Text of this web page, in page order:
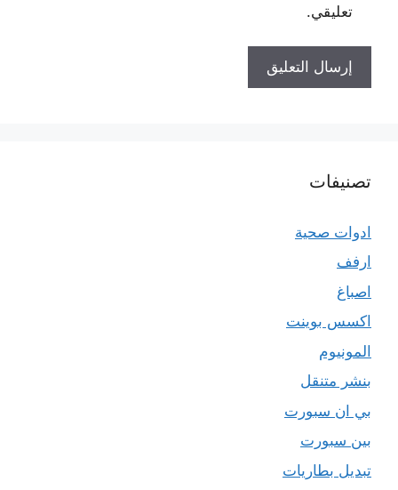
تعليقي.
تصنيفات
ادوات صحية
ارفف
اصباغ
اكسس بوينت
المونيوم
بنشر متنقل
بي ان سبورت
بين سبورت
تبديل بطاريات